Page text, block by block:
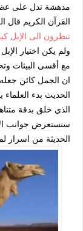
مدهشة تدل على
القرآن الكريم قال
تنظرون الى الإبل
ولم يكن اختيار
مع أقسى البيئات
ان الجمل كائن جعله
الحديث بدء
الذي خلق بدقة
سنستعرض جوانب
الحديثة من اسرار